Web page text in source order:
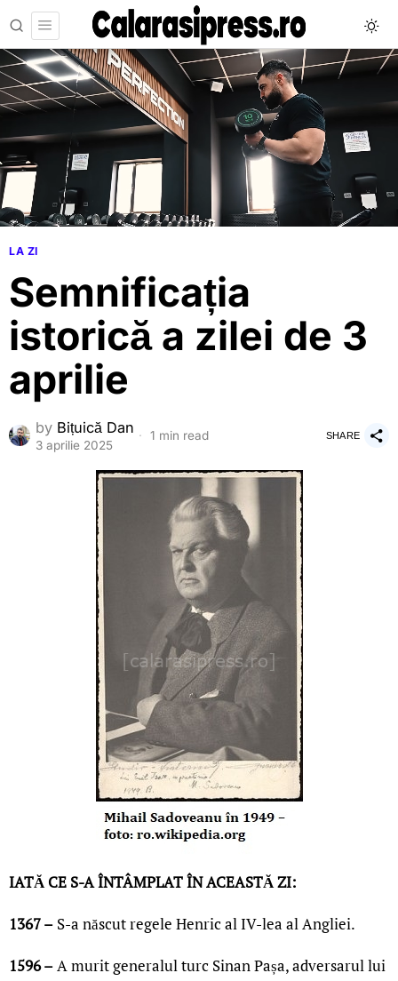
LA ZI
Semnificația
istorică a zilei de 3
aprilie
by Bițuică Dan
3 aprilie 2025
1 min read SHARE
IATĂ CE S-A ÎNTÂMPLAT ÎN ACEASTĂ ZI:
1367 – S-a născut regele Henric al IV-lea al Angliei.
1596 –A murit generalul turc Sinan Pașa, adversarul lui